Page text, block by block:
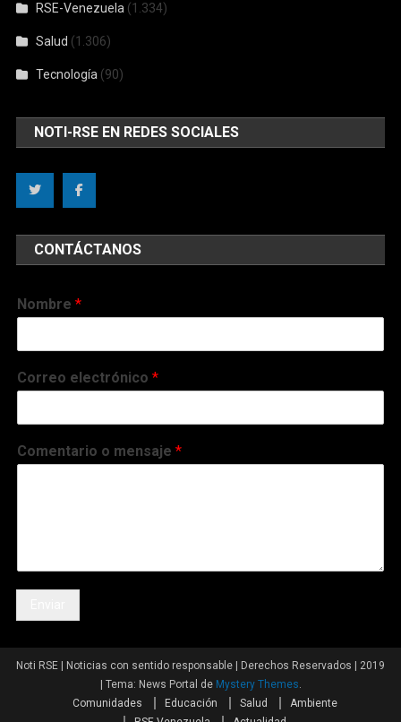
RSE-Venezuela (1.334)
Salud (1.306)
Tecnología (90)
NOTI-RSE EN REDES SOCIALES
CONTÁCTANOS
Nombre*
Correo electrónico*
Comentario o mensaje*
Noti RSE | Noticias con sentido responsable | Derechos Reservados | 2019
Tema: News Portal de Mystery Themes.
Comunidades
Educación Salud
Ambiente